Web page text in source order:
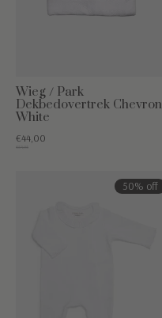
Wieg / Park
Dekbedovertrek Chevron
White
€44,00
€54,95
50% off